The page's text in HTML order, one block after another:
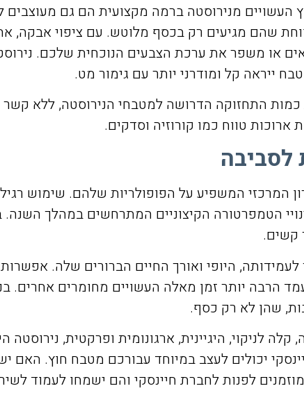
העשויים מנירוסטה ברמה מקצועית הם גם
שהם מגיעים רק בכסף מלוטש. עם ציפוי אבקה,
או משפר את ערכת הצבעים הנוכחית שלכם.
ייראה קל ומודרני יותר עם גימור מט.
התחזוקה הדרושה למטבחי הנירוסטה, ללא קשר
ארוכות טווח כמו קורוזיה וסדקים.
לסביבה
המרכזי המשפיע על הפופולריות שלהם. שימוש
הטמפרטורה הקיצוניים המתרחשים במהלך השנה.
קשים.
היופי ואורך החיים הברורים שלה.
הרבה יותר זמן מאלה העשויים מחומרים אחרים.
שהן לא רק כסף.
קלה לניקוי, היגיינית, ארגונומית ופרקטית,
יכולים לעצב במיוחד עבורכם מטבח חוץ. האם
לפנות לחברת חיינסקי והם ישמחו לעמוד